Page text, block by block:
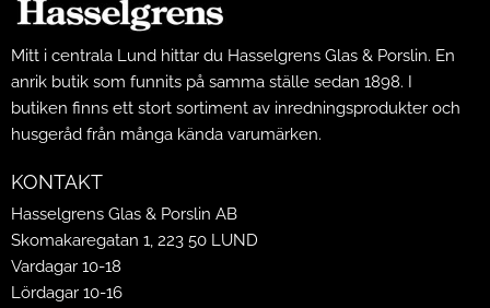
Mitt i centrala Lund hittar du Hasselgrens Glas & Porslin. En
anrik butik som funnits på samma ställe sedan 1898. I
butiken finns ett stort sortiment av inredningsprodukter och
husgeråd från många kända varumärken.
KONTAKT
Hasselgrens Glas & Porslin AB
Skomakaregatan 1, 223 50 LUND
Vardagar 10-18
Lördagar 10-16